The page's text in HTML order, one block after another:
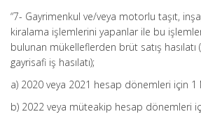
“7- Gayrimenkul ve/veya motorlu taşıt,
kiralama işlemlerini yapanlar ile bu
bulunan mükelleflerden brüt satış hasılatı
gayrisafi iş hasılatı);
a) 2020 veya 2021 hesap dönemleri için 1
b) 2022 veya müteakip hesap dönemleri